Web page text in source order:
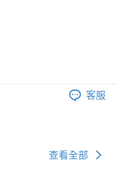
客服
查看全部